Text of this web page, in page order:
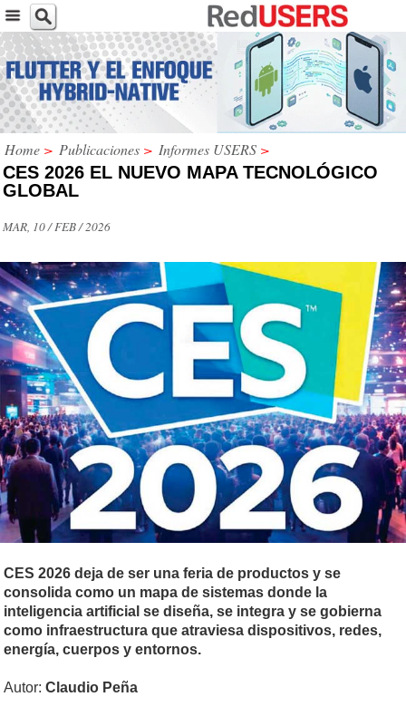
Home > Publicaciones > Informes USERS >
CES 2026 EL NUEVO MAPA TECNOLÓGICO
GLOBAL
MAR, 10 / FEB / 2026
CES 2026 deja de ser una feria de productos y se
consolida como un mapa de sistemas donde la
inteligencia artificial se diseña, se integra y se gobierna
como infraestructura que atraviesa dispositivos, redes,
energía, cuerpos y entornos.
Autor: Claudio Peña